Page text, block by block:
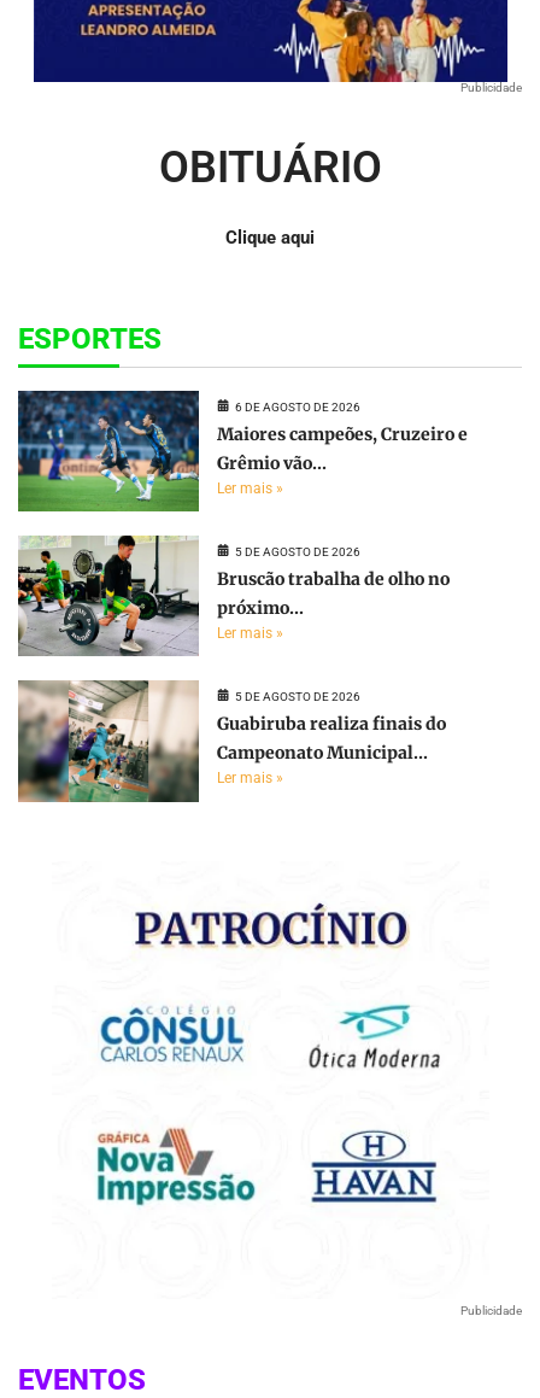
Publicidade
OBITUÁRIO
Clique aqui
ESPORTES
6 DE AGOSTO DE 2026
Maiores campeões, Cruzeiro e
Grêmio vão...
Ler mais »
5 DE AGOSTO DE 2026
Bruscão trabalha de olho no
próximo...
Ler mais »
5 DE AGOSTO DE 2026
Guabiruba realiza finais do
Campeonato Municipal...
Ler mais »
Publicidade
EVENTOS